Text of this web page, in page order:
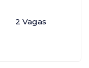
2 Vagas